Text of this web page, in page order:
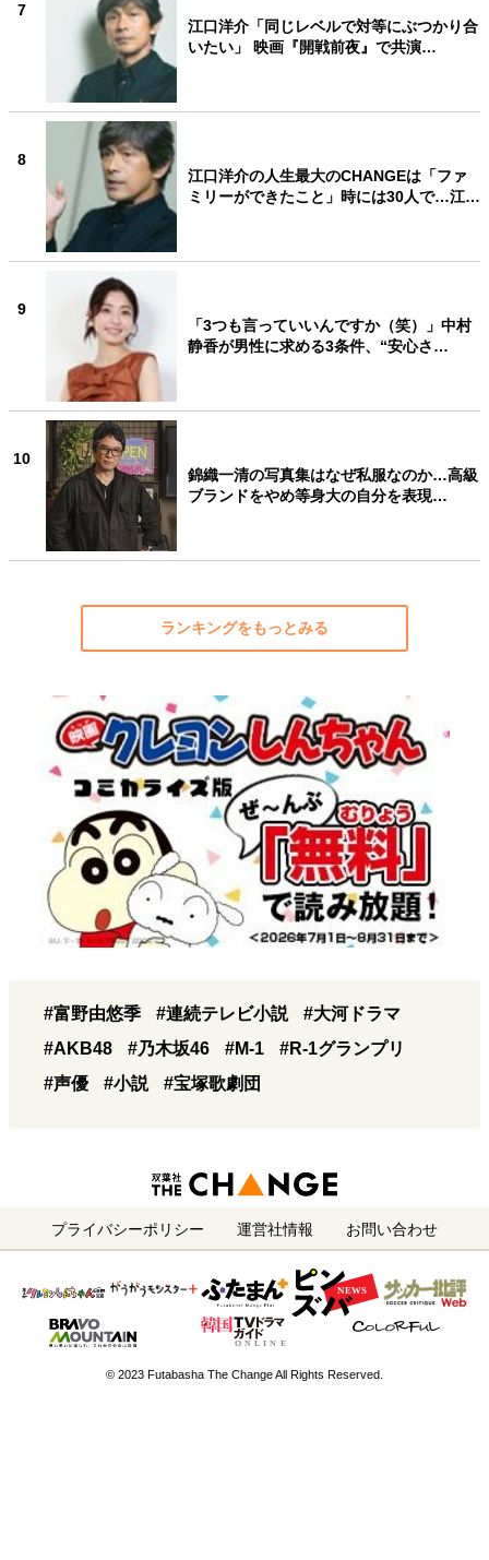
7
江口洋介「同じレベルで対等にぶつかり合
いたい」 映画『開戦前夜』で共演…
8
江口洋介の人生最大のCHANGEは「ファ
ミリーができたこと」時には30人で…江…
9
「3つも言っていいんですか（笑）」中村
静香が男性に求める3条件、“安心さ…
10
錦織一清の写真集はなぜ私服なのか…高級
ブランドをやめ等身大の自分を表現…
ランキングをもっとみる
#富野由悠季 #連続テレビ小説
#大河ドラマ
#AKB48
#乃木坂46 #M-1
#R-1グランプリ
#声優
#小説 #宝塚歌劇団
プライバシーポリシー 運営社情報 お問い合わせ
© 2023 Futabasha The Change All Rights Reserved.